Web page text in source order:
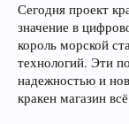
Сегодня проект
значение в
король морской
технологий. Эти
надежностью и
кракен магазин